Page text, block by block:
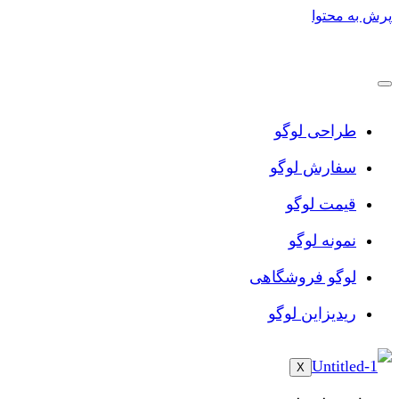
پرش به محتوا
طراحی لوگو
سفارش لوگو
قیمت لوگو
نمونه لوگو
لوگو فروشگاهی
ریدیزاین لوگو
X